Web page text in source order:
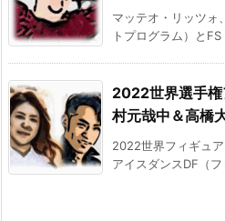
マッテオ・リッツォ
トプログラム）と
2022世界選手
村元哉中＆高橋
2022世界フィギュ
アイスダンスDF（